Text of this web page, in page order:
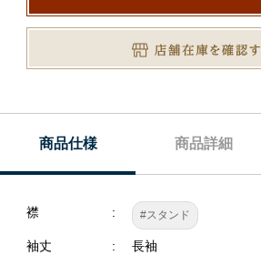
商品仕様 商品詳細
襟 #スタンド
袖丈
長袖